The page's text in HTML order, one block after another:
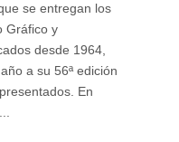
se entregan los
Gráfico y
desde 1964,
a su 56ª edición
En